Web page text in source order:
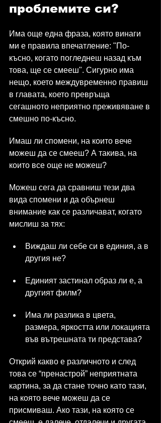
проблемите си?
Има още една фраза, която винаги
ми е правила впечатление: "По-
късно, когато погледнеш назад към
това, ще се смееш". Сигурно има
нещо, което междувременно правиш
в главата, което превръща
сегашното неприятно преживяване в
смешно по-късно.
Имаш ли спомени, на които вече
можеш да се смееш? А такива, на
които все още не можеш?
Можеш сега да сравниш тези два
вида спомени и да обърнеш
внимание как се различават, когато
мислиш за тях:
Виждаш ли себе си в единия, а в
другия не?
Единият застинал образ ли е, а
другият филм?
Има ли разлика в цвета,
размера, яркостта или локацията
във вътрешната ти представа?
Открий какво е различното и след
това се “пренастрой” неприятната
картина, за да стане точно като тази,
на която вече можеш да се
присмиваш. Ако тази, на която се